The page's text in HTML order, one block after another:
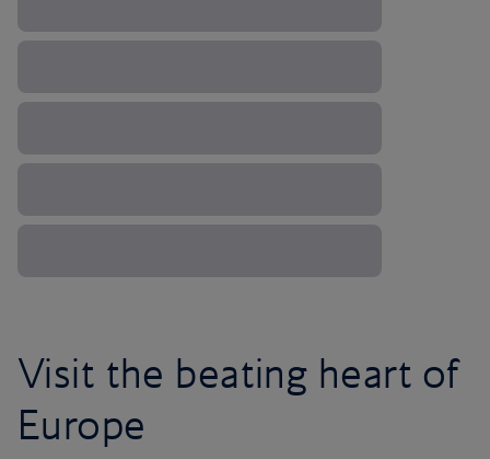
Visit the beating heart of
Europe